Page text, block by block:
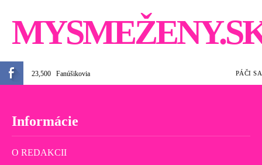
23,500 Fanúšikovia PÁČI SA
Informácie
O REDAKCII